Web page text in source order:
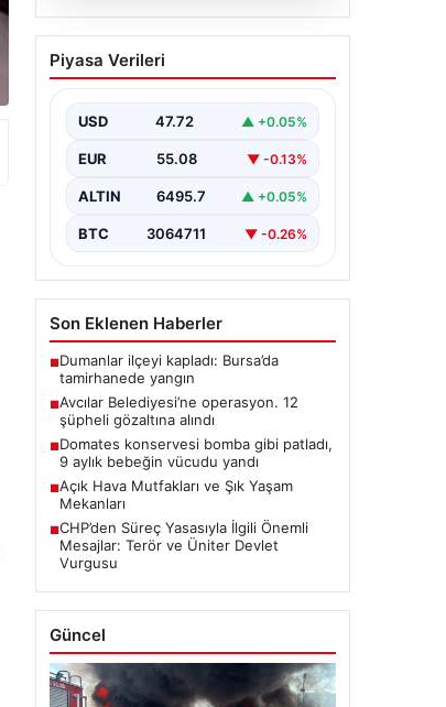
05.08.2026
Avcılar Belediyesi’ne
operasyon. 12 şüpheli
Piyasa Verileri
USD 47.72 ▲ +0.05%
EUR 55.08 ▼ -0.13%
ALTIN 6495.7 ▲ +0.05%
BTC 3064711 ▼ -0.26%
Son Eklenen Haberler
■Dumanlar ilçeyi kapladı: Bursa’da
tamirhanede yangın
■Avcılar Belediyesi’ne operasyon. 12
şüpheli gözaltına alındı
■Domates konservesi bomba gibi patladı,
9 aylık bebeğin vücudu yandı
■Açık Hava Mutfakları ve Şık Yaşam
Mekanları
■CHP’den Süreç Yasasıyla İlgili Önemli
Mesajlar: Terör ve Üniter Devlet
Vurgusu
Güncel